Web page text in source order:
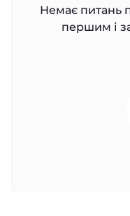
Немає питань
першим і